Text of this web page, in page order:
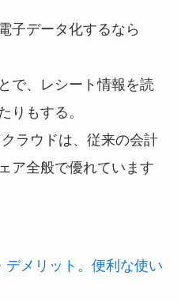
子データ化するなら
で、レシート情報を読
りもする。
ラウドは、従来の会計
ア全般で優れています
デメリット。便利な使い